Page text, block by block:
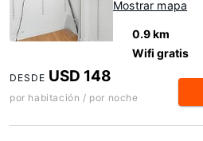
Mostrar mapa
0.9 km
Wifi gratis
DESDE USD 148
por habitación / por noche